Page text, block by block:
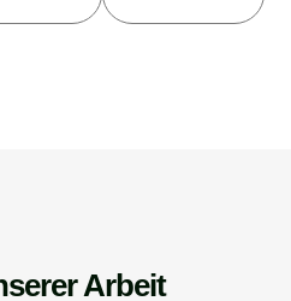
Arbeit